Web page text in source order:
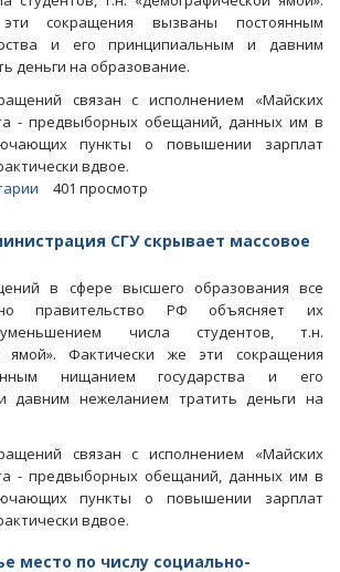
сокращения вызваны постоянным
и его принципиальным и давним
деньги на образование.
связан с исполнением «Майских
- предвыборных обещаний, данных им в
пункты о повышении зарплат
вдвое.
401 просмотр
СГУ скрывает массовое
в сфере высшего образования все
правительство РФ объясняет их
числа студентов, т.н.
ямой». Фактически же эти сокращения
нищанием государства и его
давним нежеланием тратить деньги на
связан с исполнением «Майских
- предвыборных обещаний, данных им в
пункты о повышении зарплат
вдвое.
место по числу социально-